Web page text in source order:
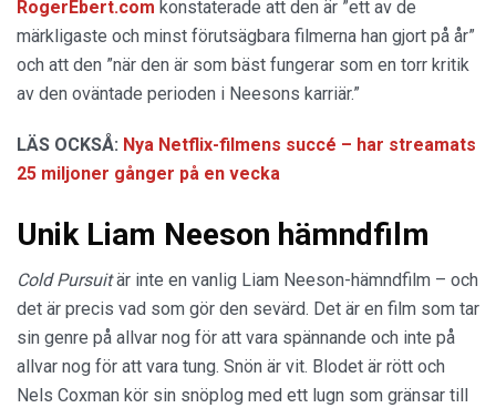
RogerEbert.com konstaterade att den är ”ett av de
märkligaste och minst förutsägbara filmerna han gjort på år”
och att den ”när den är som bäst fungerar som en torr kritik
av den oväntade perioden i Neesons karriär.”
LÄS OCKSÅ: Nya Netflix-filmens succé – har streamats
25 miljoner gånger på en vecka
Unik Liam Neeson hämndfilm
Cold Pursuitär inte en vanlig Liam Neeson-hämndfilm – och
det är precis vad som gör den sevärd. Det är en film som tar
sin genre på allvar nog för att vara spännande och inte på
allvar nog för att vara tung. Snön är vit. Blodet är rött och
Nels Coxman kör sin snöplog med ett lugn som gränsar till